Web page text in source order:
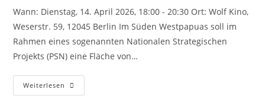
Wann: Dienstag, 14. April 2026, 18:00 - 20:30 Ort: Wolf Kino,
Weserstr. 59, 12045 Berlin Im Süden Westpapuas soll im
Rahmen eines sogenannten Nationalen Strategischen
Projekts (PSN) eine Fläche von…
Weiterlesen